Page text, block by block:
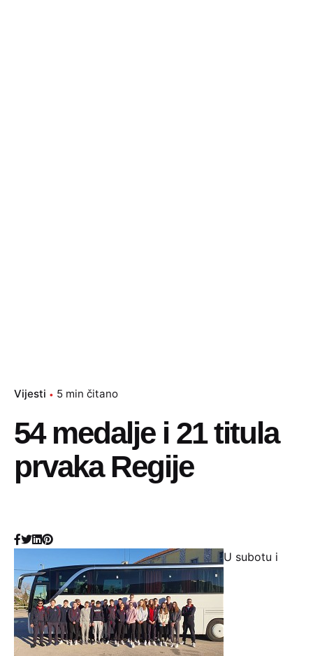
Vijesti 5 min čitano
54 medalje i 21 titula
prvaka Regije
U subotu i